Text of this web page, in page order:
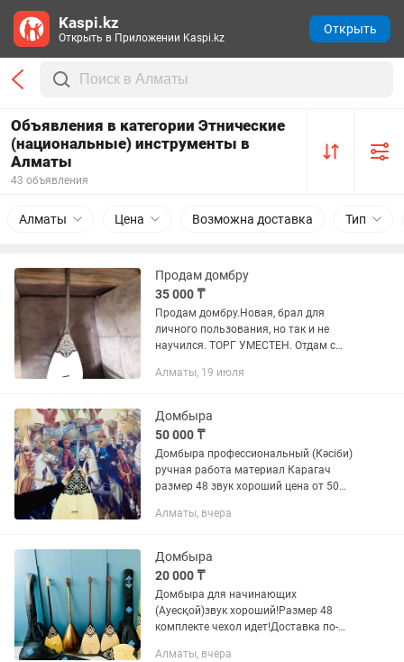
Объявления в категории Этнические
(национальные) инструменты в
Алматы
43 объявления
Алматы Цена Возможна доставка Тип
Продам домбру
35 000 ₸
Продам домбру.Новая, брал для
личного пользования, но так и не
научился. ТОРГ УМЕСТЕН. Отдам с
есть.
Алматы, 19 июля
Домбыра
50 000 ₸
Домбыра профессиональный (Кәсіби)
ручная работа материал Карагач
размер 48 звук хороший цена от 50
городу есть доставка.Чехол в подарок
Алматы, вчера
Домбыра
20 000 ₸
Домбыра для начинающих
(Ауесқой)звук хороший!Размер 48
комплекте чехол идет!Доставка по-
Алматы, вчера
Kaspi.kz
Открыть в Приложении Kaspi.kz
Открыть